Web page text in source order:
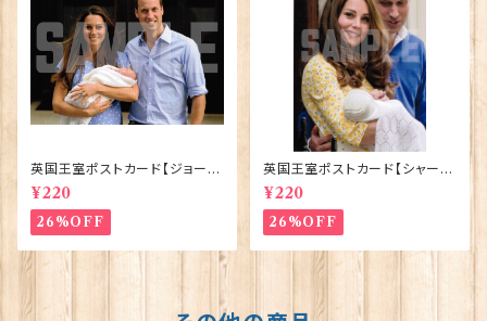
英国王室ポストカード【ジョージ
王子ご誕生】Pageantry Post
card 90183-JEF100
¥220
26%OFF
英国王室ポストカード【シャーロ
ット王女2】Pageantry Postca
rd 90183-JEF202
¥220
26%OFF